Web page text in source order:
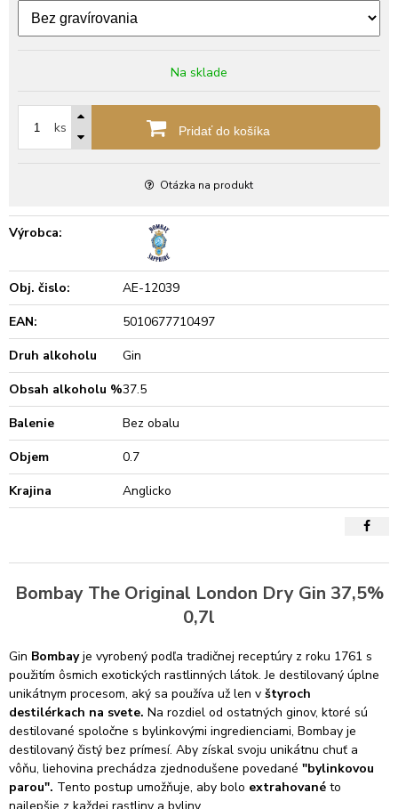
Na sklade
ks Pridať do košíka
Otázka na produkt
Výrobca:
Obj. čislo:
AE-12039
EAN:
5010677710497
Druh alkoholu
Gin
Obsah alkoholu %37.5
Balenie
Bez obalu
Objem
0.7
Krajina
Anglicko
Bombay The Original London Dry Gin 37,5%
0,7l
Gin Bombayje vyrobený podľa tradičnej receptúry z roku 1761 s
použitím ôsmich exotických rastlinných látok. Je destilovaný úplne
unikátnym procesom, aký sa používa už len v štyroch
destilérkach na svete. Na rozdiel od ostatných ginov, ktoré sú
destilované spoločne s bylinkovými ingredienciami, Bombay je
destilovaný čistý bez prímesí. Aby získal svoju unikátnu chuť a
vôňu, liehovina prechádza zjednodušene povedané "bylinkovou
parou". Tento postup umožňuje, aby bolo extrahované to